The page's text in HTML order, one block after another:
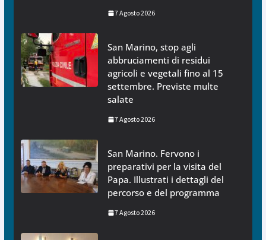
7 Agosto 2026
San Marino, stop agli
abbruciamenti di residui
agricoli e vegetali fino al 15
settembre. Previste multe
salate
7 Agosto 2026
San Marino. Fervono i
preparativi per la visita del
Papa. Illustrati i dettagli del
percorso e del programma
7 Agosto 2026